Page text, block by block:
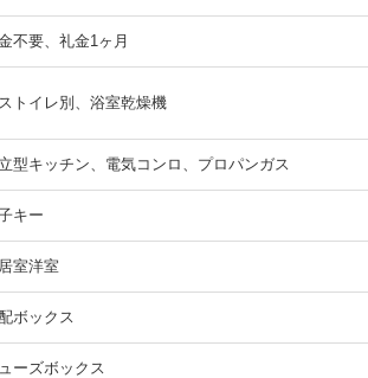
不要、礼金1ヶ月
トイレ別、浴室乾燥機
型キッチン、電気コンロ、プロパンガス
キー
室洋室
ボックス
ーズボックス